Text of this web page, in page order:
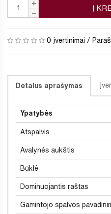
Į
0 įvertinimai /
Detalus aprašymas
Ypatybės
Atspalvis
Avalynės aukštis
Būklė
Dominuojantis raštas
Gamintojo spalvos